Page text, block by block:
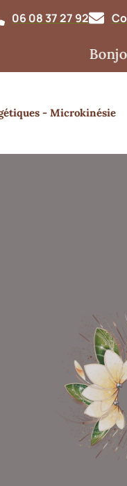
06 08 37 27 92
Bonjour,
- Microkinésie